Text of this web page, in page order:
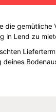
die gemütliche
in Lend zu